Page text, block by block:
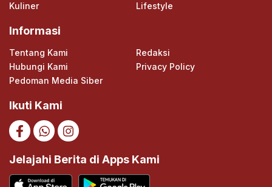
Kuliner
Lifestyle
Informasi
Tentang Kami
Redaksi
Hubungi Kami
Privacy Policy
Pedoman Media Siber
Ikuti Kami
Jelajahi Berita di Apps Kami